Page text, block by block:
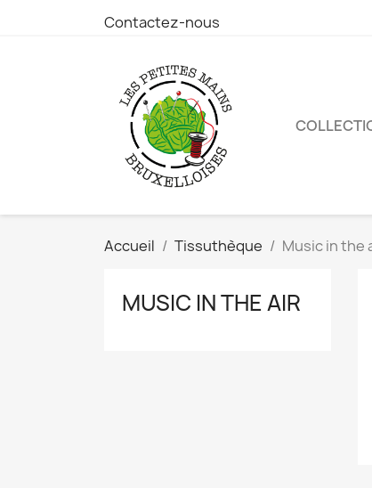
Contactez-nous
Accueil Tissuthèque Music in the
MUSIC IN THE AIR